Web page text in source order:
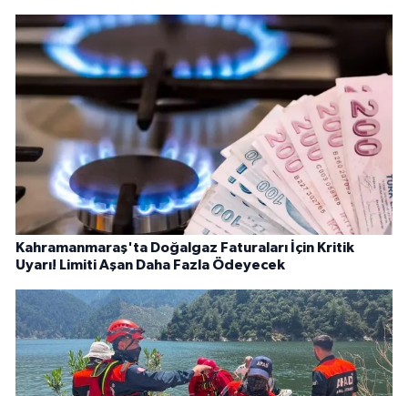
Kahramanmaraş'ta Doğalgaz Faturaları İçin Kritik
Uyarı! Limiti Aşan Daha Fazla Ödeyecek